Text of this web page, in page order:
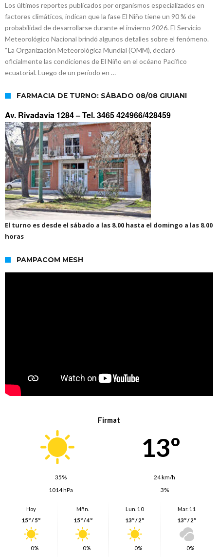
Los últimos reportes publicados por organismos especializados en
factores climáticos, indican que la fase El Niño tiene un 90 % de
probabilidad de desarrollarse durante el invierno 2026. El Servicio
Meteorológico Nacional brindó algunos detalles sobre el fenómeno.
“La Organización Meteorológica Mundial (OMM), declaró
oficialmente las condiciones de El Niño en el océano Pacífico
ecuatorial. Luego de un período en …
FARMACIA DE TURNO: SÁBADO 08/08 GIUIANI
Av. Rivadavia 1284 –Tel. 3465 424966/428459
El turno es desde el sábado a las 8.00 hasta el domingo a las 8.00
horas
PAMPACOM MESH
Firmat
13º
35%
24 km/h
1014 hPa
3%
Hoy
15º / 5º
0%
Mñn.
15º / 4º
0%
Lun. 10
13º / 2º
0%
Mar. 11
13º / 2º
0%